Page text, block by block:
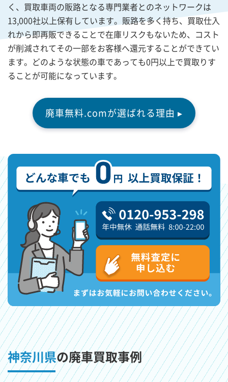
く、買取車両の販路となる専門業者とのネットワークは
13,000社以上保有しています。販路を多く持ち、買取仕入
れから即再販できることで在庫リスクもないため、コスト
が削減されてその一部をお客様へ還元することができてい
ます。どのような状態の車であっても0円以上で買取りす
ることが可能になっています。
廃車無料.comが選ばれる理由 ▸
神奈川県の廃車買取事例